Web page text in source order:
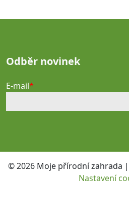
Odběr novinek
E-mail
© 2026 Moje přírodní zahrada
Nastavení